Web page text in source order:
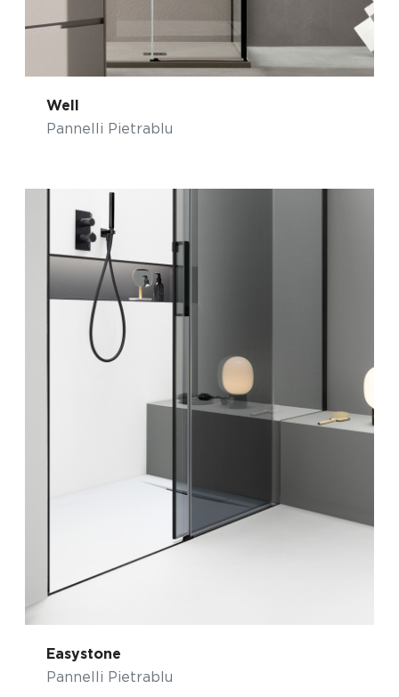
Well
Pannelli Pietrablu
Easystone
Pannelli Pietrablu